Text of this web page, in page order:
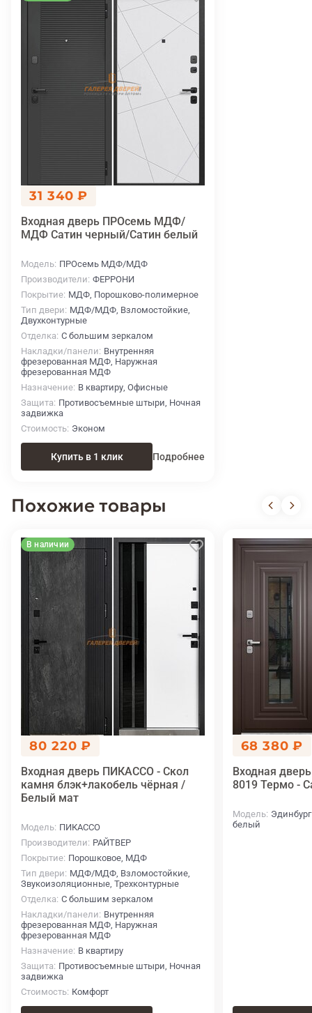
31 340 ₽
Входная дверь ПРОсемь МДФ/
МДФ Сатин черный/Сатин белый
Модель ПРОсемь МДФ/МДФ
Производители ФЕРРОНИ
Покрытие МДФ, Порошково-полимерное
Тип двери МДФ/МДФ, Взломостойкие,
Двухконтурные
Отделка С большим зеркалом
Накладки/панели Внутренняя
фрезерованная МДФ, Наружная
фрезерованная МДФ
Назначение В квартиру, Офисные
Защита Противосъемные штыри, Ночная
задвижка
Стоимость Эконом
Купить в 1 клик Подробнее
Похожие товары
В наличии
80 220 ₽
Входная дверь ПИКАССО - Скол
камня блэк+лакобель чёрная /
Белый мат
Модель ПИКАССО
Производители РАЙТВЕР
Покрытие Порошковое, МДФ
Тип двери МДФ/МДФ, Взломостойкие,
Звукоизоляционные, Трехконтурные
Отделка С большим зеркалом
Накладки/панели Внутренняя
фрезерованная МДФ, Наружная
фрезерованная МДФ
Назначение В квартиру
Защита Противосъемные штыри, Ночная
задвижка
Стоимость Комфорт
68 380 ₽
Входная
8019 Термо -
Модель
белый